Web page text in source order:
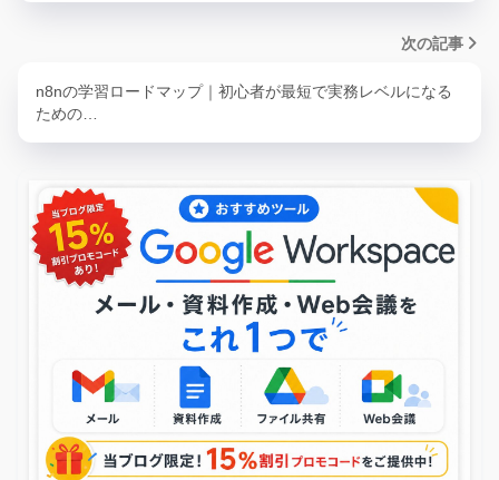
次の記事
n8nの学習ロードマップ｜初心者が最短で実務レベルになる
ための…